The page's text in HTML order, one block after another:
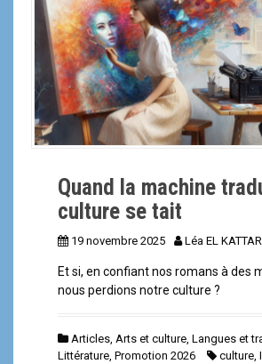
Quand la machine
culture se tait
19 novembre 2025 Léa EL KATTAR
Et si, en confiant nos romans à des
nous perdions notre culture ?
Articles, Arts et culture, Langues et
Littérature, Promotion 2026 culture,